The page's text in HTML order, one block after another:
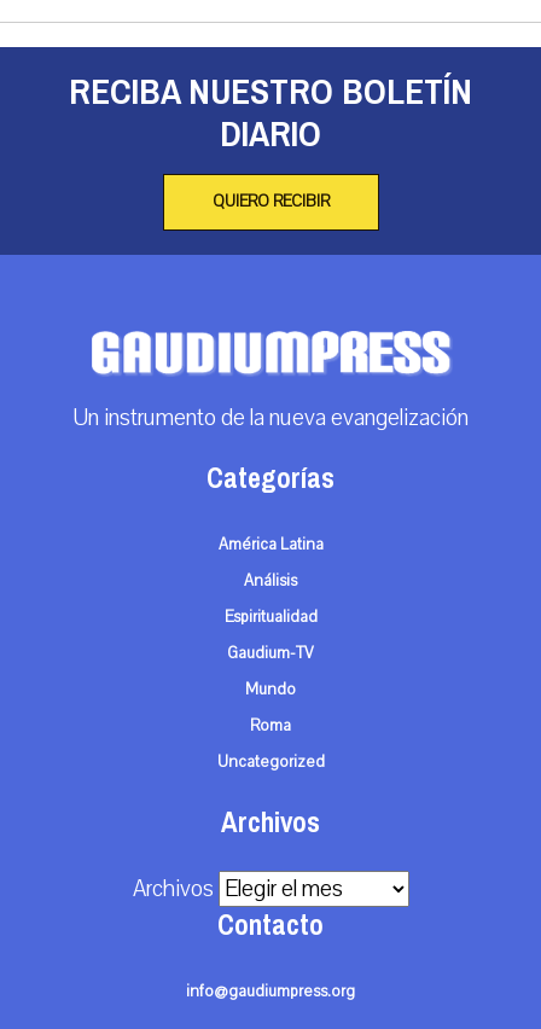
RECIBA NUESTRO BOLETÍN
DIARIO
QUIERO RECIBIR
Un instrumento de la nueva evangelización
Categorías
América Latina
Análisis
Espiritualidad
Gaudium-TV
Mundo
Roma
Uncategorized
Archivos
Archivos
Contacto
info@gaudiumpress.org